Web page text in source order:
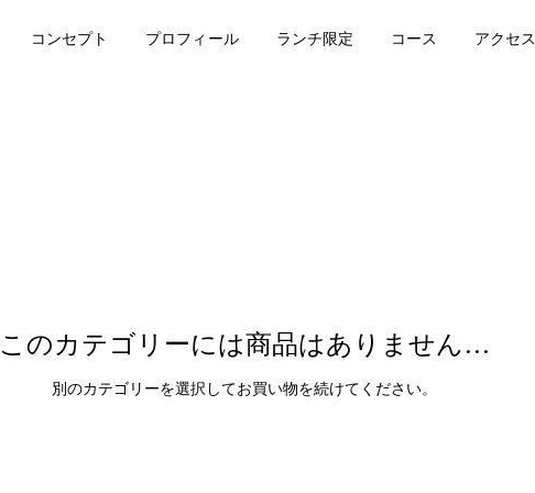
コンセプト プロフィール ランチ限定 コース アクセス
このカテゴリーには商品はありません…
別のカテゴリーを選択してお買い物を続けてください。